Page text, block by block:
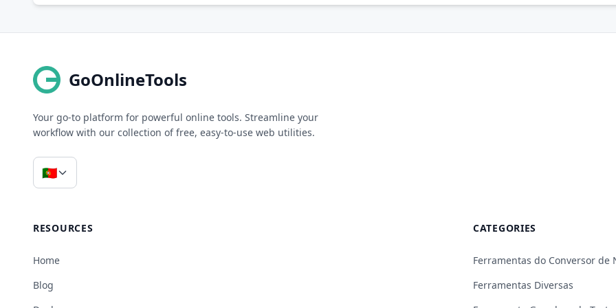
GoOnlineTools
Your go-to platform for powerful online tools. Streamline your
workflow with our collection of free, easy-to-use web utilities.
🇵🇹
RESOURCES
Home
Blog
CATEGORIES
Ferramentas do Conversor de
Ferramentas Diversas